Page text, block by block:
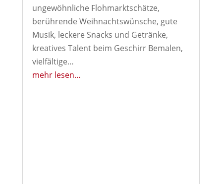
ungewöhnliche Flohmarktschätze,
berührende Weihnachtswünsche, gute
Musik, leckere Snacks und Getränke,
kreatives Talent beim Geschirr Bemalen,
vielfältige…
mehr lesen…